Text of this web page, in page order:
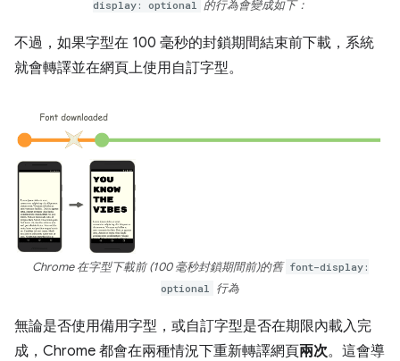
display: optional 的行為會變成如下：
不過，如果字型在 100 毫秒的封鎖期間結束前下載，系統
就會轉譯並在網頁上使用自訂字型。
Chrome 在字型下載前(100 毫秒封鎖期間前)的舊 font-display:
optional
行為
無論是否使用備用字型，或自訂字型是否在期限內載入完
成，Chrome 都會在兩種情況下重新轉譯網頁兩次。這會導